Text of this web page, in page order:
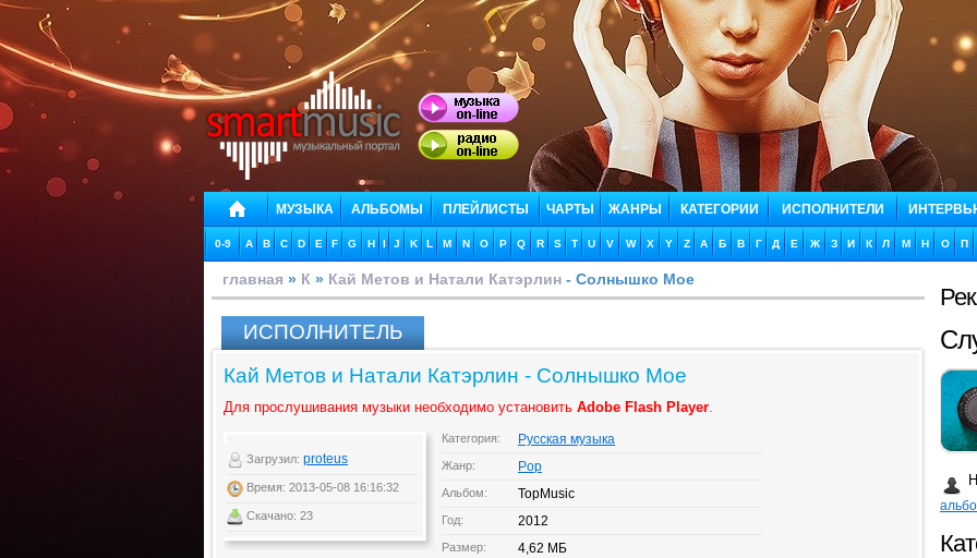
МУЗЫКА АЛЬБОМЫ ПЛЕЙЛИСТЫ ЧАРТЫ ЖАНРЫ КАТЕГОРИИ ИСПОЛНИТЕЛИ
0-9 A B C D E F G H I J K L M N O P Q R S T U V W X Y Z А Б В Г Д Е Ж З И К Л М Н О П
главная » К » Кай Метов и Натали Катэрлин - Солнышко Мое
ИСПОЛНИТЕЛЬ
Кай Метов и Натали Катэрлин - Солнышко Мое
Для прослушивания музыки необходимо установить Adobe Flash Player.
Загрузил: proteus
Время: 2013-05-08 16:16:32
Скачано: 23
Категория: Русская музыка
Жанр: Pop
Альбом: TopMusic
Год: 2012
Размер: 4,62 МБ